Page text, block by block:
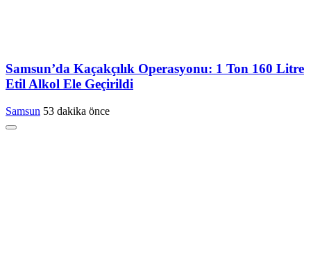
Samsun’da Kaçakçılık Operasyonu: 1 Ton 160 Litre
Etil Alkol Ele Geçirildi
Samsun 53 dakika önce